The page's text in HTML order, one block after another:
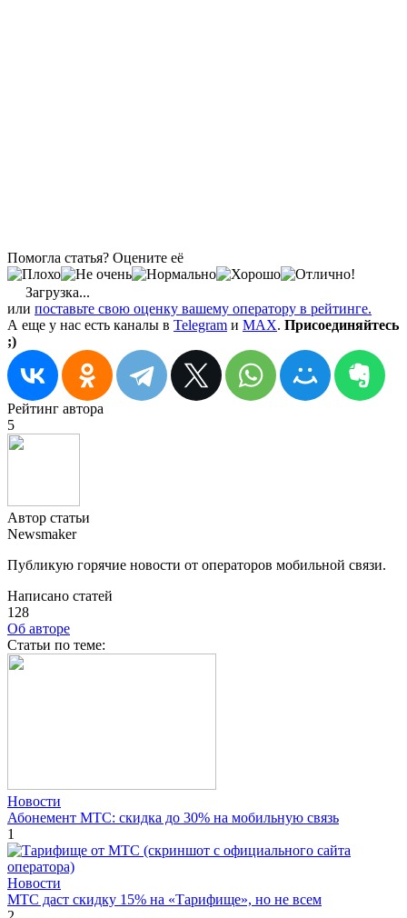
Помогла статья? Оцените её
Загрузка...
или поставьте свою оценку вашему оператору в рейтинге.
А еще у нас есть каналы в Telegram и MAX. Присоединяйтесь
;)
Рейтинг автора
5
Автор статьи
Newsmaker
Публикую горячие новости от операторов мобильной связи.
Написано статей
128
Об авторе
Cтатьи по теме:
Новости
Абонемент МТС: скидка до 30% на мобильную связь
1
Новости
МТС даст скидку 15% на «Тарифище», но не всем